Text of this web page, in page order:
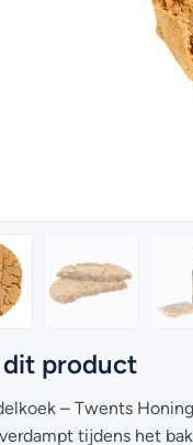
product
– Twents
tijdens het